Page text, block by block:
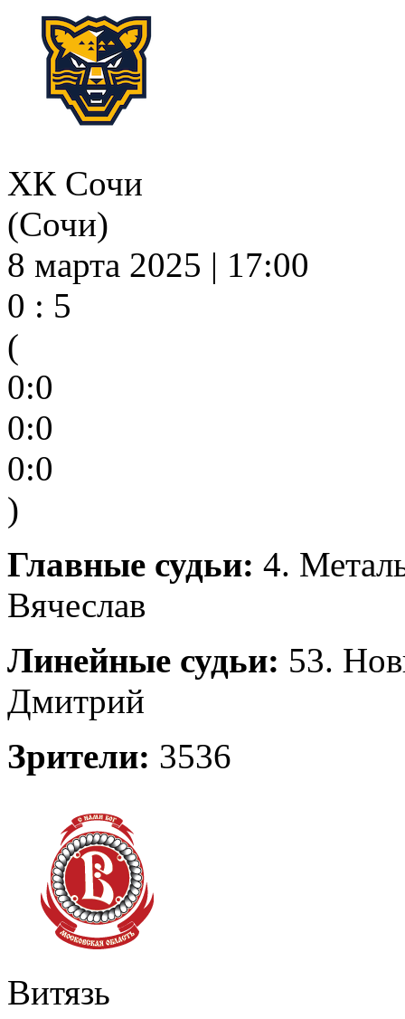
ХК Сочи
(Сочи)
8 марта 2025 | 17:00
0 : 5
(
0:0
0:0
0:0
)
Главные судьи: 4.
Вячеслав
Линейные судьи: 53.
Дмитрий
Зрители: 3536
Витязь